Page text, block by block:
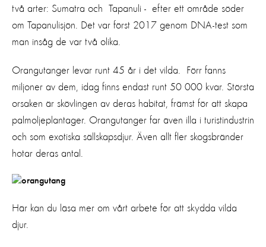
två arter: Sumatra och Tapanuli - efter ett område söder
om Tapanulisjön. Det var först 2017 genom DNA-test som
man insåg de var två olika.
Orangutanger levar runt 45 år i det vilda. Förr fanns
miljoner av dem, idag finns endast runt 50 000 kvar. Största
orsaken är skövlingen av deras habitat, främst för att skapa
palmoljeplantager. Orangutanger far även illa i turistindustrin
och som exotiska sällskapsdjur. Även allt fler skogsbränder
hotar deras antal.
Här kan du läsa mer om vårt arbete för att skydda vilda
djur.